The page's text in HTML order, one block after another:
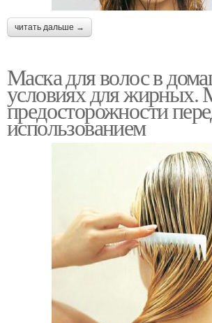
читать дальше →
Маска для волос в
условиях для
предосторожности
использованием